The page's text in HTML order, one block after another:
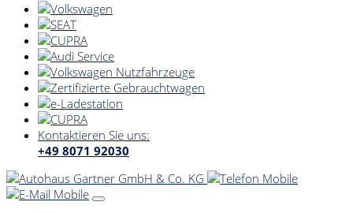
Kontaktieren Sie uns:
+49 8071 92030